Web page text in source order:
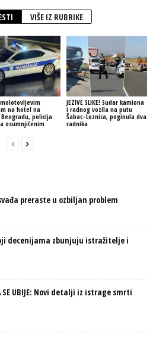
VIŠE IZ RUBRIKE
na hotel na
policija
osumnjičenim
JEZIVE SLIKE! Sudar kamiona
i radnog vozila na putu
Šabac–Loznica, poginula dva
radnika
preraste u ozbiljan problem
decenijama zbunjuju istražitelje i
SE UBIJE: Novi detalji iz istrage smrti